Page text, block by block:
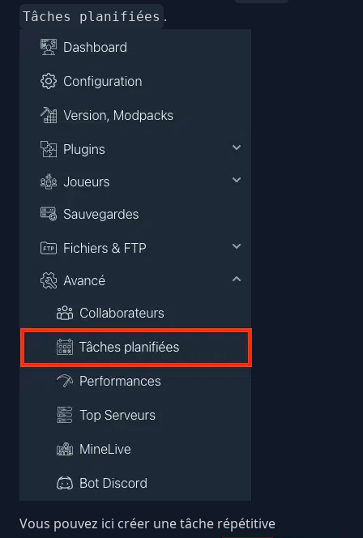
Tâches planifiées .
Vous pouvez ici créer une tâche répétitive